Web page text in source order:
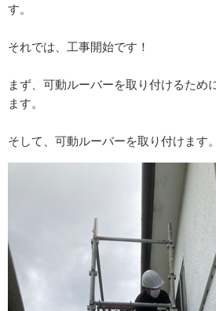
す。
それでは、工事開始です！
まず、可動ルーバーを取り付けるため
ます。
そして、可動ルーバーを取り付けます。